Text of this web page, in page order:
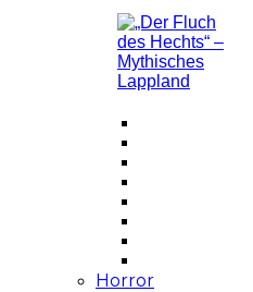
Horror